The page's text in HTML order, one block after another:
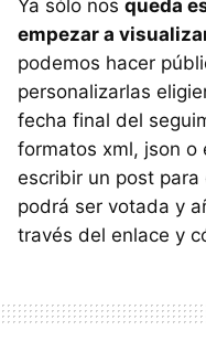
Ya sólo nos queda
empezar a
podemos hacer
personalizarlas
fecha final del
formatos xml, json o
escribir un post
podrá ser votada y
través del enlace y